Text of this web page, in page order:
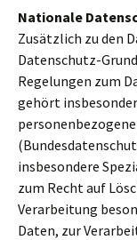
Nationale
Zusätzlich zu den
Datenschutz-
Regelungen zum
gehört
insbesondere
zum Recht auf
Verarbeitung
Daten, zur